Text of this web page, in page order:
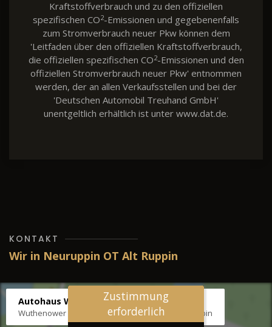
Kraftstoffverbrauch und zu den offiziellen
spezifischen CO2-Emissionen und gegebenenfalls
zum Stromverbrauch neuer Pkw können dem
'Leitfaden über den offiziellen Kraftstoffverbrauch,
die offiziellen spezifischen CO2-Emissionen und den
offiziellen Stromverbrauch neuer Pkw' entnommen
werden, der an allen Verkaufsstellen und bei der
'Deutschen Automobil Treuhand GmbH'
unentgeltlich erhältlich ist unter www.dat.de.
KONTAKT
Wir in Neuruppin OT Alt Ruppin
Autohaus Wernicke
Wuthenower Str. 12b, 16827 Neuruppin OT Alt Ruppin
Zustimmung
erforderlich